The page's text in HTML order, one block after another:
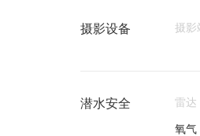
摄影设备 摄影
潜水安全 雷达
氧气